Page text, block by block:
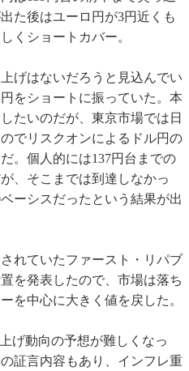
た後はユーロ円が3円近くも
くショートカバー。
げはないだろうと見込んでい
をショートに振っていた。本
たいのだが、東京市場では日
でリスクオンによるドル円の
。個人的には137円台までの
、そこまでは到達しなかっ
ーシスだったという結果が出
れていたファースト・リパブ
を発表したので、市場は落ち
を中心に大きく値を戻した。
げ動向の予想が難しくなっ
証言内容もあり、インフレ重